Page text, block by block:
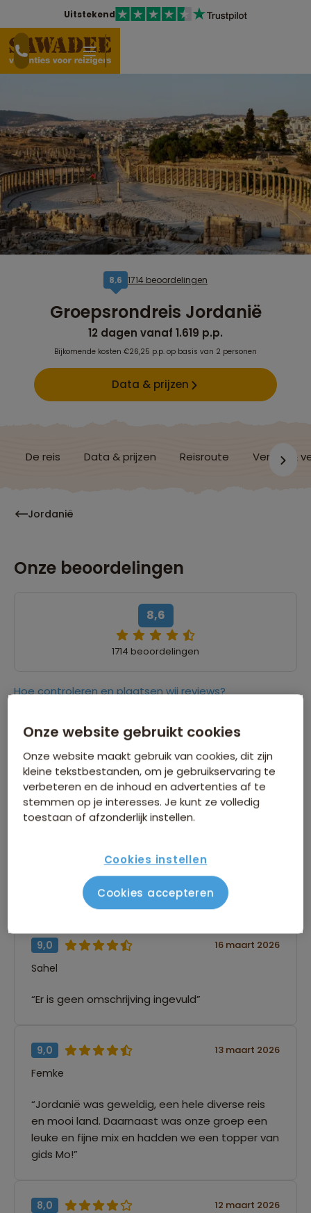
Uitstekend
8,6 1714 beoordelingen
Groepsrondreis Jordanië
12 dagen vanaf 1.619 p.p.
Bijkomende kosten €26,25 p.p. op basis van 2 personen
Data & prijzen
De reis Data & prijzen Reisroute Verblijf &
Jordanië
Onze beoordelingen
8,6
1714 beoordelingen
Hoe controleren en plaatsen wij reviews?
10,0 23 maart 2026
Esmé
“x”
“Er is geen omschrijving ingevuld”
9,0 16 maart 2026
Sahel
“Er is geen omschrijving ingevuld”
9,0 13 maart 2026
Femke
“Jordanië was geweldig, een hele diverse reis
en mooi land. Daarnaast was onze groep een
leuke en fijne mix en hadden we een topper van
gids Mo!”
8,0 12 maart 2026
Onze website gebruikt cookies
Onze website maakt gebruik van cookies, dit zijn
kleine tekstbestanden, om je gebruikservaring te
verbeteren en de inhoud en advertenties af te
stemmen op je interesses. Je kunt ze volledig
toestaan of afzonderlijk instellen.
Cookies instellen
Cookies accepteren